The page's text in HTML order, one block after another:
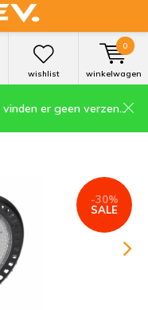
wishlist winkelwagen
0
geen verzendingen plaats.
200lm/W
-30%
SALE